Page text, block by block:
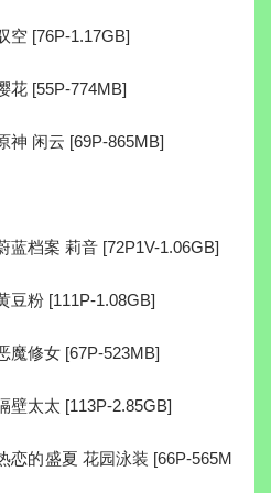
空 [76P-1.17GB]
花 [55P-774MB]
神 闲云 [69P-865MB]
蓝档案 莉音 [72P1V-1.06GB]
豆粉 [111P-1.08GB]
魔修女 [67P-523MB]
壁太太 [113P-2.85GB]
恋的盛夏 花园泳装 [66P-565M